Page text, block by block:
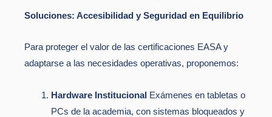
Soluciones: Accesibilidad y Seguridad en Equilibrio
Para proteger el valor de las certificaciones EASA y
adaptarse a las necesidades operativas, proponemos:
Hardware Institucional Exámenes en tabletas o
PCs de la academia, con sistemas bloqueados y